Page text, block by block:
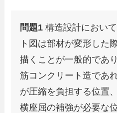
問題1 構造設計におい
ト図は部材が変形した
描くことが一般的であ
筋コンクリート造であ
が圧縮を負担する位置
横座屈の補強が必要な